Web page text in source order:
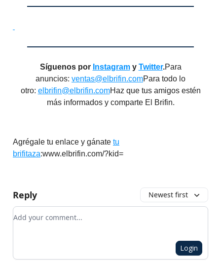
Síguenos por Instagramy Twitter.Para
anuncios: ventas@elbrifin.comPara todo lo
otro: elbrifin@elbrifin.comHaz que tus amigos estén
más informados y comparte El Brifin.
Agrégale tu enlace y gánate tu
brifitaza:www.elbrifin.com/?kid=
Reply Newest first
Add your comment
Login